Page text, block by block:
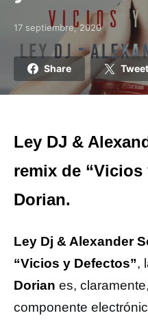
Posted on
17 septiembre, 2020
Share Tweet
Ley DJ &
remix de
Dorian.
Ley Dj & Alexander
“Vicios y Defectos”,
Dorian es,
componente